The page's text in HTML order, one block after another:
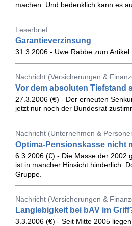
machen. Und bedenklich kann es
Leserbrief
Garantieverzinsung
31.3.2006 - Uwe Rabbe zum
Nachricht (Versicherungen &
Vor dem absoluten Tiefstand
27.3.2006 (€) - Der erneuten
jetzt nur noch der Bundesrat
Nachricht (Unternehmen &
Optima-Pensionskasse nicht
6.3.2006 (€) - Die Masse der 2002
ist in mancher Hinsicht hinderlich.
Gruppe.
Nachricht (Versicherungen &
Langlebigkeit bei bAV im
3.3.2006 (€) - Seit Mitte 2005